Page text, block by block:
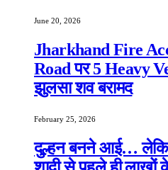
June 20, 2026
Jharkhand Fire
Road पर 5 Heavy
झुलसा शव बरामद
February 25, 2026
दुल्हन बनने आई…